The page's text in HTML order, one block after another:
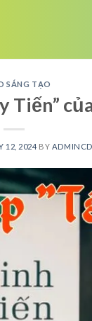
SÁNG TẠO
Tiến”
12, 2024 BY ADMINCD